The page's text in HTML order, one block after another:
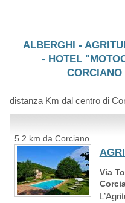
ALBERGHI -
- HOTEL
distanza Km dal centro di
5.2 km da Corciano
Via